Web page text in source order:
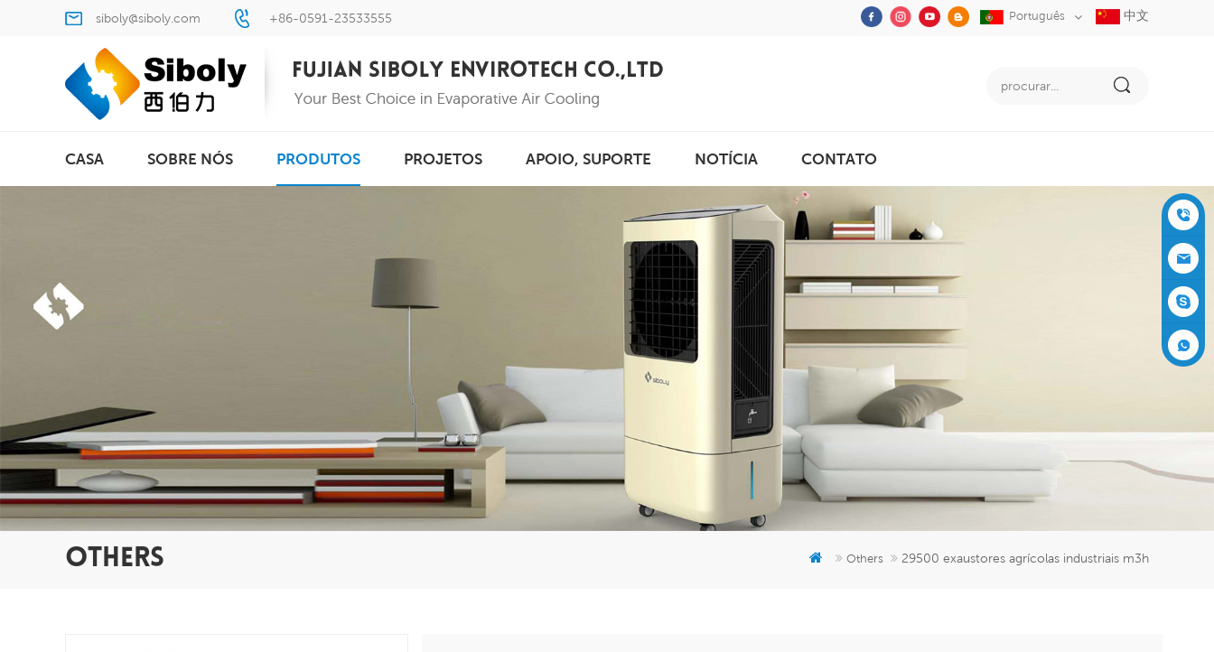
siboly@siboly.com +86-0591-23533555 Português 中文
CASA SOBRE NÓS PRODUTOS PROJETOS APOIO, SUPORTE NOTÍCIA CONTATO
OTHERS Others 29500 exaustores agrícolas industriais m3h
+86-05
91-2353
3555
siboly@s
iboly.co
evaporat
er
5951777